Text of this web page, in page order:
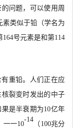
问题，可以使用周
素类似于铅（学名为
164号元素是和第114
有重铅。人们正在应
裂变时发出的中子
是半衰期为10亿年
一一10
-14
（ 100兆分